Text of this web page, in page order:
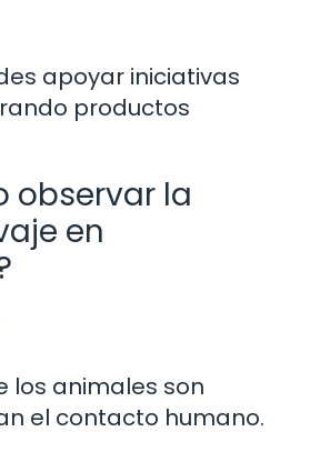
apoyar iniciativas
productos
observar la
en
los animales son
el contacto humano.